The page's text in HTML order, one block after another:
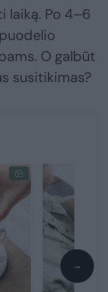
laiką. Po 4–6
O galbūt
susitikimas?
→